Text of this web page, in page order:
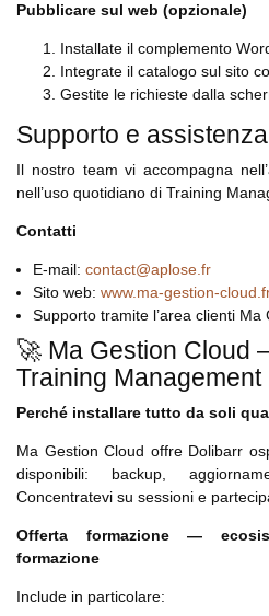
Pubblicare sul web (opzionale)
Installate il complemento
Integrate il catalogo sul sito
Gestite le richieste dalla
Supporto e assistenza
Il nostro team vi accompagna
nell’uso quotidiano di Training
Contatti
E-mail: contact@aplose.fr
Sito web: www.ma-gestion-
Supporto tramite l’area clienti Ma
🚀 Ma Gestion Cloud
Training Management
Perché installare tutto da soli
Ma Gestion Cloud offre Dolibarr
disponibili: backup,
Concentratevi su sessioni e
Offerta formazione —
formazione
Include in particolare: